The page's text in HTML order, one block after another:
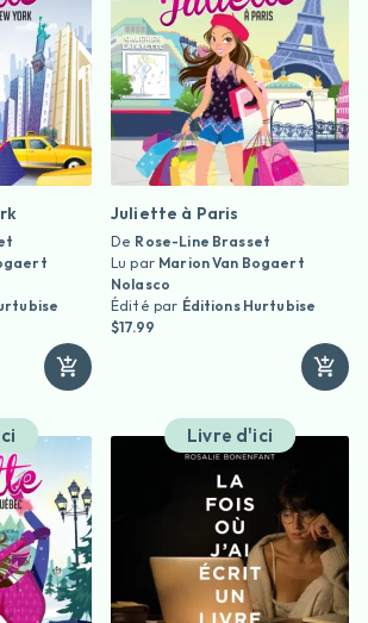
Juliette à Paris
De Rose-Line Brasset
Lu par Marion Van Bogaert
Nolasco
Édité par Éditions Hurtubise
$17.99
Livre d'ici